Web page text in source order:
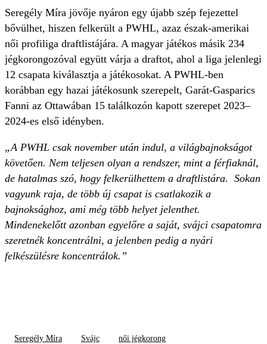
Seregély Míra jövője nyáron egy újabb szép fejezettel
bővülhet, hiszen felkerült a PWHL, azaz észak-amerikai
női profiliga draftlistájára. A magyar játékos másik 234
jégkorongozóval együtt várja a draftot, ahol a liga jelenlegi
12 csapata kiválasztja a játékosokat. A PWHL-ben
korábban egy hazai játékosunk szerepelt, Garát-Gasparics
Fanni az Ottawában 15 találkozón kapott szerepet 2023–
2024-es első idényben.
„A PWHL csak november után indul, a világbajnokságot
követően. Nem teljesen olyan a rendszer, mint a férfiaknál,
de hatalmas szó, hogy felkerülhettem a draftlistára. Sokan
vagyunk raja, de több új csapat is csatlakozik a
bajnoksághoz, ami még több helyet jelenthet.
Mindenekelőtt azonban egyelőre a saját, svájci csapatomra
szeretnék koncentrálni, a jelenben pedig a nyári
felkészülésre koncentrálok.”
Seregély Míra Svájc női jégkorong